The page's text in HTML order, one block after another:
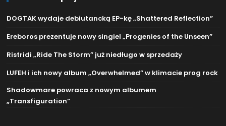
DOGTAK wydaje debiutancką EP-kę „Shattered Reflection”
Ereboros prezentuje nowy singiel „Progenies of the Unseen”
Ristridi „Ride The Storm” już niedługo w sprzedaży
LUFEH i ich nowy album „Overwhelmed” w klimacie prog rock
Shadowmare powraca z nowym albumem
„Transfiguration”